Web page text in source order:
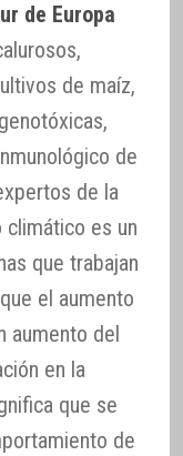
de Europa
de maíz,
de
de la
climático es un
que trabajan
el aumento
aumento del
en la
que se
de